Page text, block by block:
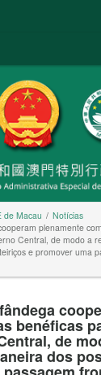
de Macau
Notícias
plenamente
Central, de modo a
e promover uma
benéficas
de
dos